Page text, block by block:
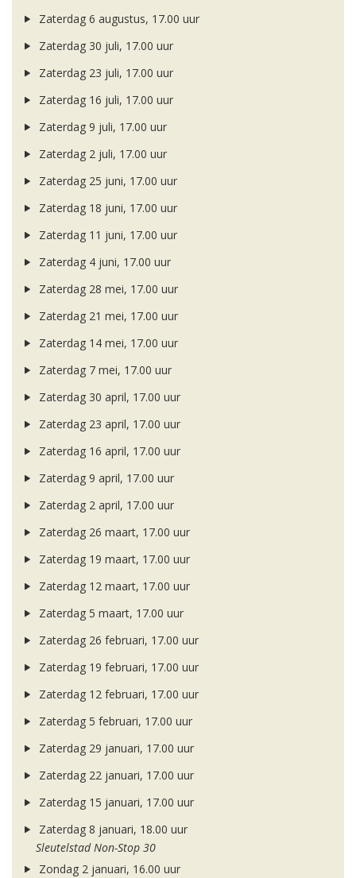
Zaterdag 6 augustus, 17.00 uur
Zaterdag 30 juli, 17.00 uur
Zaterdag 23 juli, 17.00 uur
Zaterdag 16 juli, 17.00 uur
Zaterdag 9 juli, 17.00 uur
Zaterdag 2 juli, 17.00 uur
Zaterdag 25 juni, 17.00 uur
Zaterdag 18 juni, 17.00 uur
Zaterdag 11 juni, 17.00 uur
Zaterdag 4 juni, 17.00 uur
Zaterdag 28 mei, 17.00 uur
Zaterdag 21 mei, 17.00 uur
Zaterdag 14 mei, 17.00 uur
Zaterdag 7 mei, 17.00 uur
Zaterdag 30 april, 17.00 uur
Zaterdag 23 april, 17.00 uur
Zaterdag 16 april, 17.00 uur
Zaterdag 9 april, 17.00 uur
Zaterdag 2 april, 17.00 uur
Zaterdag 26 maart, 17.00 uur
Zaterdag 19 maart, 17.00 uur
Zaterdag 12 maart, 17.00 uur
Zaterdag 5 maart, 17.00 uur
Zaterdag 26 februari, 17.00 uur
Zaterdag 19 februari, 17.00 uur
Zaterdag 12 februari, 17.00 uur
Zaterdag 5 februari, 17.00 uur
Zaterdag 29 januari, 17.00 uur
Zaterdag 22 januari, 17.00 uur
Zaterdag 15 januari, 17.00 uur
Zaterdag 8 januari, 18.00 uur
Sleutelstad Non-Stop 30
Zondag 2 januari, 16.00 uur